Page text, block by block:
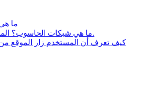
ما
ما هي شبكات الحاسوب؟ المفاهيم الأساسية.
كيف تعرف أن المستخدم زار الموقع